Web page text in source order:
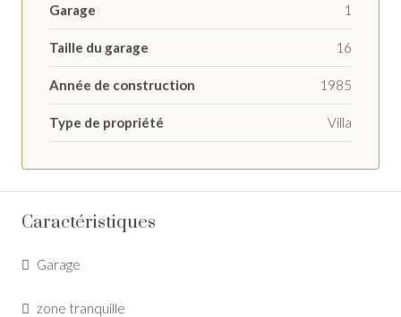
Garage 1
Taille du garage 16
Année de construction 1985
Type de propriété Villa
Caractéristiques
Garage
zone tranquille